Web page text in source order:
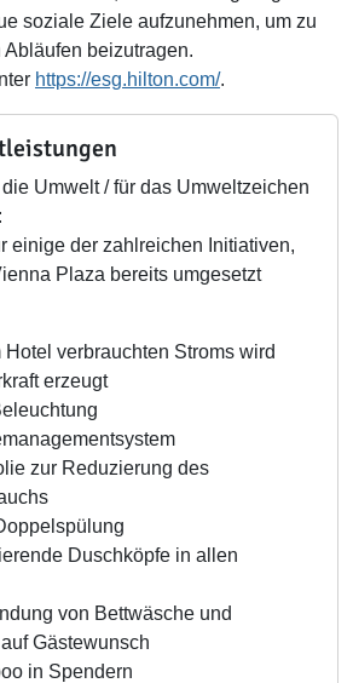
soziale Ziele aufzunehmen, um zu
beizutragen.
https://esg.hilton.com/.
Umwelt / für das Umweltzeichen
einige der zahlreichen Initiativen,
Plaza bereits umgesetzt
Hotel verbrauchten Stroms wird
erzeugt
zur Reduzierung des
Duschköpfe in allen
von Bettwäsche und
Gästewunsch
in Spendern